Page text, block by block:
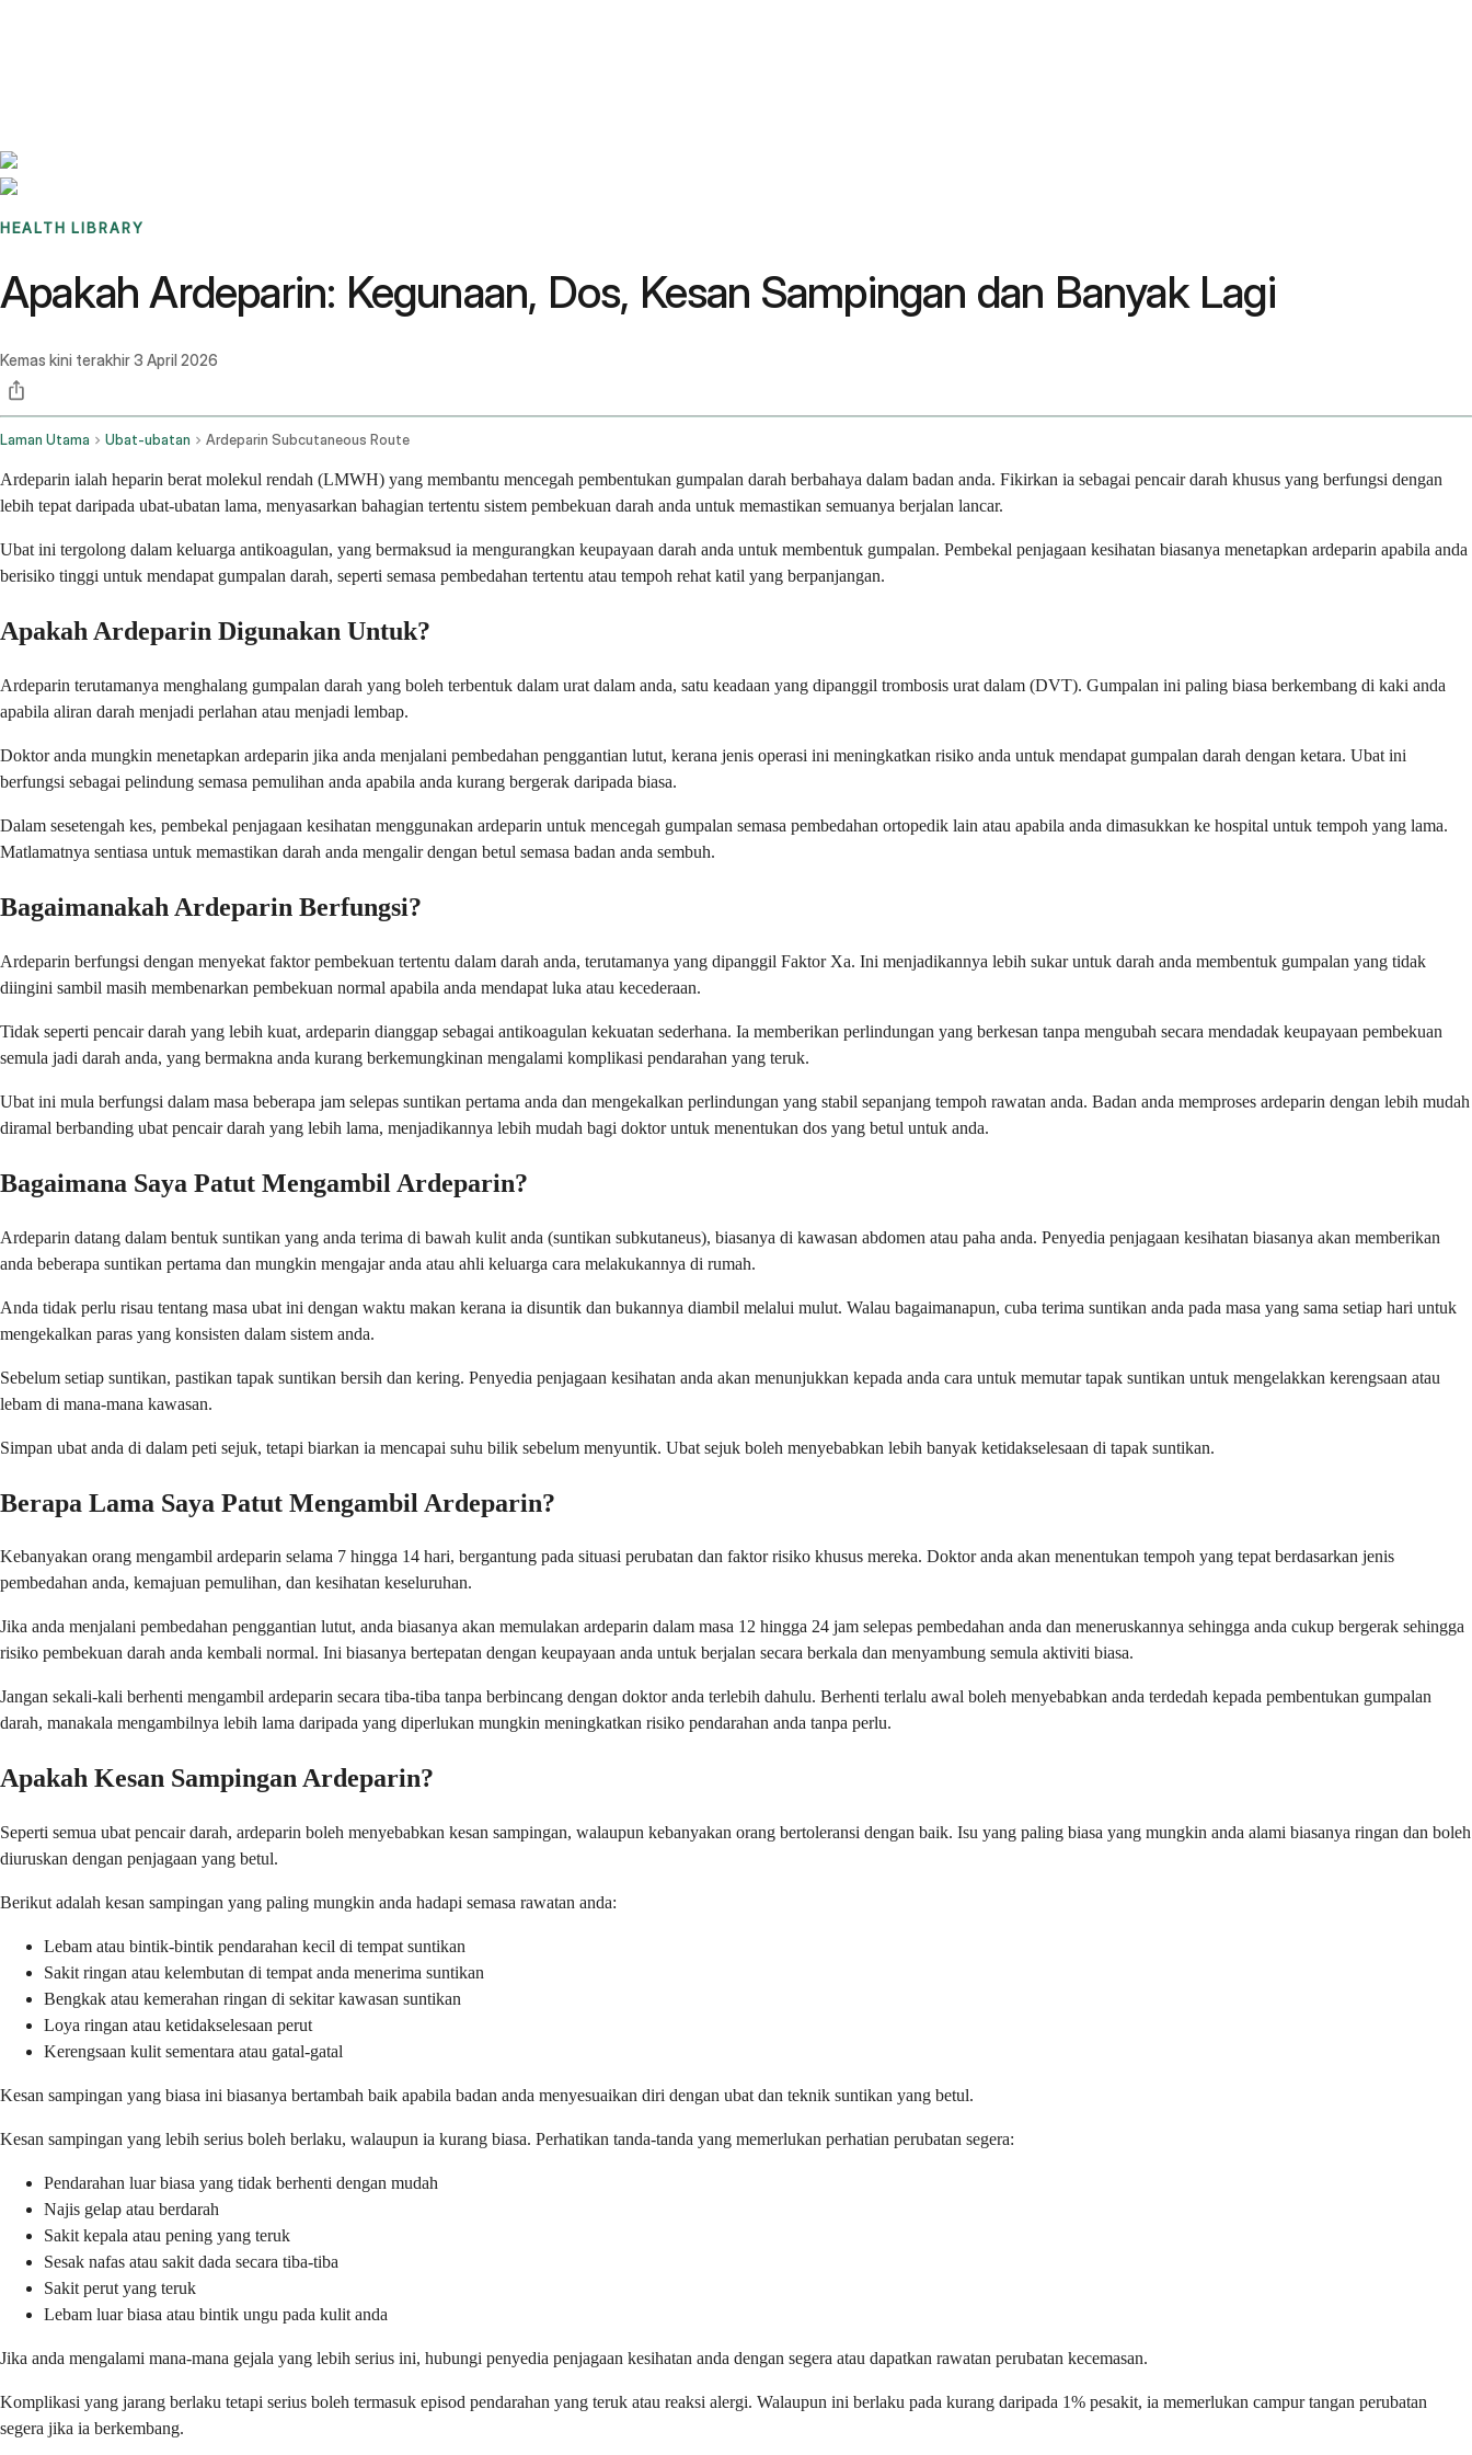
HEALTH LIBRARY
Apakah Ardeparin: Kegunaan, Dos, Kesan Sampingan dan Banyak Lagi
Kemas kini terakhir3 April 2026
Laman Utama Ubat-ubatan Ardeparin Subcutaneous Route
Ardeparin ialah heparin berat molekul rendah (LMWH) yang membantu mencegah pembentukan gumpalan darah berbahaya dalam badan anda. Fikirkan ia sebagai pencair darah khusus yang berfungsi dengan
lebih tepat daripada ubat-ubatan lama, menyasarkan bahagian tertentu sistem pembekuan darah anda untuk memastikan semuanya berjalan lancar.
Ubat ini tergolong dalam keluarga antikoagulan, yang bermaksud ia mengurangkan keupayaan darah anda untuk membentuk gumpalan. Pembekal penjagaan kesihatan biasanya menetapkan ardeparin apabila anda
berisiko tinggi untuk mendapat gumpalan darah, seperti semasa pembedahan tertentu atau tempoh rehat katil yang berpanjangan.
Apakah Ardeparin Digunakan Untuk?
Ardeparin terutamanya menghalang gumpalan darah yang boleh terbentuk dalam urat dalam anda, satu keadaan yang dipanggil trombosis urat dalam (DVT). Gumpalan ini paling biasa berkembang di kaki anda
apabila aliran darah menjadi perlahan atau menjadi lembap.
Doktor anda mungkin menetapkan ardeparin jika anda menjalani pembedahan penggantian lutut, kerana jenis operasi ini meningkatkan risiko anda untuk mendapat gumpalan darah dengan ketara. Ubat ini
berfungsi sebagai pelindung semasa pemulihan anda apabila anda kurang bergerak daripada biasa.
Dalam sesetengah kes, pembekal penjagaan kesihatan menggunakan ardeparin untuk mencegah gumpalan semasa pembedahan ortopedik lain atau apabila anda dimasukkan ke hospital untuk tempoh yang lama.
Matlamatnya sentiasa untuk memastikan darah anda mengalir dengan betul semasa badan anda sembuh.
Bagaimanakah Ardeparin Berfungsi?
Ardeparin berfungsi dengan menyekat faktor pembekuan tertentu dalam darah anda, terutamanya yang dipanggil Faktor Xa. Ini menjadikannya lebih sukar untuk darah anda membentuk gumpalan yang tidak
diingini sambil masih membenarkan pembekuan normal apabila anda mendapat luka atau kecederaan.
Tidak seperti pencair darah yang lebih kuat, ardeparin dianggap sebagai antikoagulan kekuatan sederhana. Ia memberikan perlindungan yang berkesan tanpa mengubah secara mendadak keupayaan pembekuan
semula jadi darah anda, yang bermakna anda kurang berkemungkinan mengalami komplikasi pendarahan yang teruk.
Ubat ini mula berfungsi dalam masa beberapa jam selepas suntikan pertama anda dan mengekalkan perlindungan yang stabil sepanjang tempoh rawatan anda. Badan anda memproses ardeparin dengan lebih mudah
diramal berbanding ubat pencair darah yang lebih lama, menjadikannya lebih mudah bagi doktor untuk menentukan dos yang betul untuk anda.
Bagaimana Saya Patut Mengambil Ardeparin?
Ardeparin datang dalam bentuk suntikan yang anda terima di bawah kulit anda (suntikan subkutaneus), biasanya di kawasan abdomen atau paha anda. Penyedia penjagaan kesihatan biasanya akan memberikan
anda beberapa suntikan pertama dan mungkin mengajar anda atau ahli keluarga cara melakukannya di rumah.
Anda tidak perlu risau tentang masa ubat ini dengan waktu makan kerana ia disuntik dan bukannya diambil melalui mulut. Walau bagaimanapun, cuba terima suntikan anda pada masa yang sama setiap hari untuk
mengekalkan paras yang konsisten dalam sistem anda.
Sebelum setiap suntikan, pastikan tapak suntikan bersih dan kering. Penyedia penjagaan kesihatan anda akan menunjukkan kepada anda cara untuk memutar tapak suntikan untuk mengelakkan kerengsaan atau
lebam di mana-mana kawasan.
Simpan ubat anda di dalam peti sejuk, tetapi biarkan ia mencapai suhu bilik sebelum menyuntik. Ubat sejuk boleh menyebabkan lebih banyak ketidakselesaan di tapak suntikan.
Berapa Lama Saya Patut Mengambil Ardeparin?
Kebanyakan orang mengambil ardeparin selama 7 hingga 14 hari, bergantung pada situasi perubatan dan faktor risiko khusus mereka. Doktor anda akan menentukan tempoh yang tepat berdasarkan jenis
pembedahan anda, kemajuan pemulihan, dan kesihatan keseluruhan.
Jika anda menjalani pembedahan penggantian lutut, anda biasanya akan memulakan ardeparin dalam masa 12 hingga 24 jam selepas pembedahan anda dan meneruskannya sehingga anda cukup bergerak sehingga
risiko pembekuan darah anda kembali normal. Ini biasanya bertepatan dengan keupayaan anda untuk berjalan secara berkala dan menyambung semula aktiviti biasa.
Jangan sekali-kali berhenti mengambil ardeparin secara tiba-tiba tanpa berbincang dengan doktor anda terlebih dahulu. Berhenti terlalu awal boleh menyebabkan anda terdedah kepada pembentukan gumpalan
darah, manakala mengambilnya lebih lama daripada yang diperlukan mungkin meningkatkan risiko pendarahan anda tanpa perlu.
Apakah Kesan Sampingan Ardeparin?
Seperti semua ubat pencair darah, ardeparin boleh menyebabkan kesan sampingan, walaupun kebanyakan orang bertoleransi dengan baik. Isu yang paling biasa yang mungkin anda alami biasanya ringan dan boleh
diuruskan dengan penjagaan yang betul.
Berikut adalah kesan sampingan yang paling mungkin anda hadapi semasa rawatan anda:
Lebam atau bintik-bintik pendarahan kecil di tempat suntikan
Sakit ringan atau kelembutan di tempat anda menerima suntikan
Bengkak atau kemerahan ringan di sekitar kawasan suntikan
Loya ringan atau ketidakselesaan perut
Kerengsaan kulit sementara atau gatal-gatal
Kesan sampingan yang biasa ini biasanya bertambah baik apabila badan anda menyesuaikan diri dengan ubat dan teknik suntikan yang betul.
Kesan sampingan yang lebih serius boleh berlaku, walaupun ia kurang biasa. Perhatikan tanda-tanda yang memerlukan perhatian perubatan segera:
Pendarahan luar biasa yang tidak berhenti dengan mudah
Najis gelap atau berdarah
Sakit kepala atau pening yang teruk
Sesak nafas atau sakit dada secara tiba-tiba
Sakit perut yang teruk
Lebam luar biasa atau bintik ungu pada kulit anda
Jika anda mengalami mana-mana gejala yang lebih serius ini, hubungi penyedia penjagaan kesihatan anda dengan segera atau dapatkan rawatan perubatan kecemasan.
Komplikasi yang jarang berlaku tetapi serius boleh termasuk episod pendarahan yang teruk atau reaksi alergi. Walaupun ini berlaku pada kurang daripada 1% pesakit, ia memerlukan campur tangan perubatan
segera jika ia berkembang.